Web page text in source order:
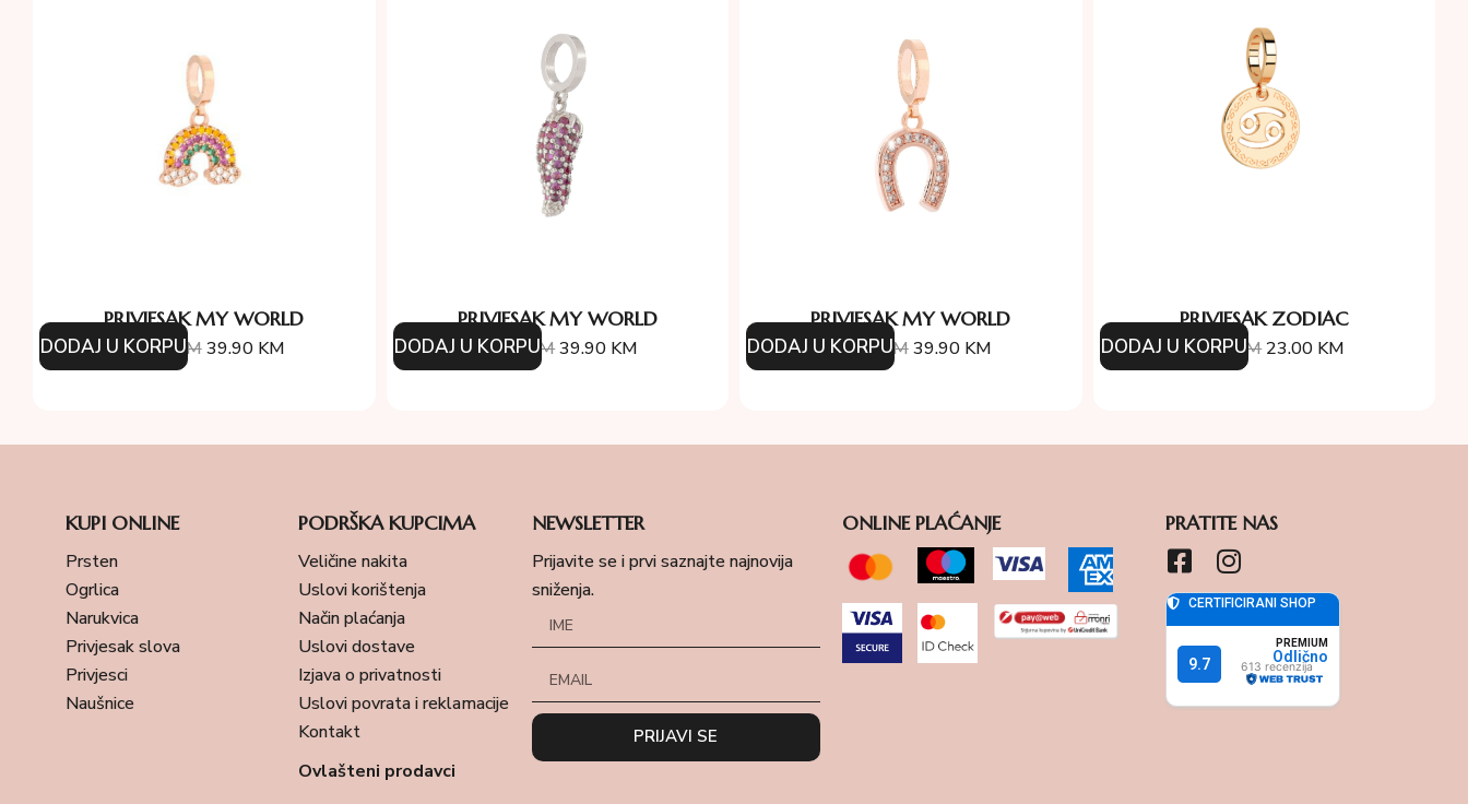
PRIVJESAK MY WORLD
57.00KM39.90 KM
DODAJ U KORPU
PRIVJESAK MY WORLD
57.00KM39.90 KM
DODAJ U KORPU
PRIVJESAK MY WORLD
57.00KM39.90 KM
DODAJ U KORPU
PRIVJESAK ZODIAC
46.00KM 23.00 KM
DODAJ U KORPU
KUPI ONLINE
Prsten
Ogrlica
Narukvica
Privjesak slova
Privjesci
Naušnice
PODRŠKA KUPCIMA
Veličine nakita
Uslovi korištenja
Način plaćanja
Uslovi dostave
Izjava o privatnosti
Uslovi povrata i reklamacije
Kontakt
Ovlašteni prodavci
NEWSLETTER
Prijavite se i prvi saznajte najnovija
sniženja.
PRIJAVI SE
ONLINE PLAĆANJE PRATITE NAS